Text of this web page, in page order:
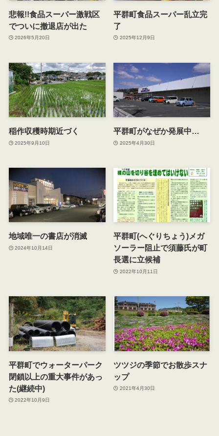
悲報!!食品スーパー激戦区
でついに撤退店が出た
2026年5月20日
平群町食品スーパー乱立完
了
2025年12月9日
稲作収穫時期近づく
2025年9月10日
平群町がなぜか発展中…
2025年4月30日
地域唯一の書店が消滅
2024年10月14日
平群町(へぐりちょう)メガ
ソーラー阻止で須藤氏が町
長選に立候補
2022年10月11日
平群町でウォーターパーク
閉鎖以上の重大事件があっ
た(継続中)
2022年10月9日
ツツジの季節でお散歩スナ
ップ
2021年4月30日